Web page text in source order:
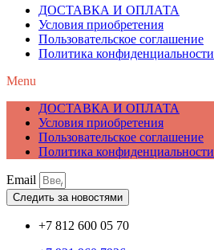
ДОСТАВКА И ОПЛАТА
Условия приобретения
Пользовательское соглашение
Политика конфиденциальности
Menu
ДОСТАВКА И ОПЛАТА
Условия приобретения
Пользовательское соглашение
Политика конфиденциальности
Email
Следить за новостями
+7 812 600 05 70